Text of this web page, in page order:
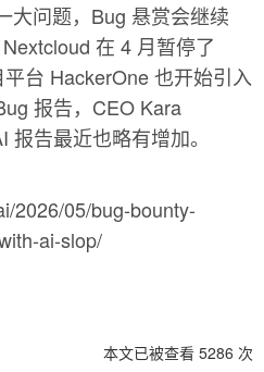
大问题，Bug 悬赏会继续
在 4 月暂停了
台 HackerOne 也开始引入
报告，CEO Kara
告最近也略有增加。
2026/05/bug-bounty-
ai-slop/
本文已被查看 5286 次